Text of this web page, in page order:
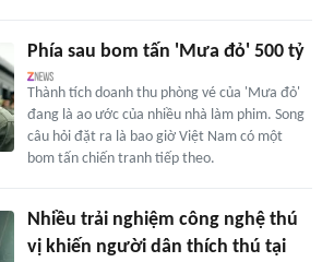
Phía sau bom tấn 'Mưa đỏ' 500 tỷ
Thành tích doanh thu phòng vé của 'Mưa đỏ'
đang là ao ước của nhiều nhà làm phim. Song
câu hỏi đặt ra là bao giờ Việt Nam có một
bom tấn chiến tranh tiếp theo.
Nhiều trải nghiệm công nghệ thú
vị khiến người dân thích thú tại